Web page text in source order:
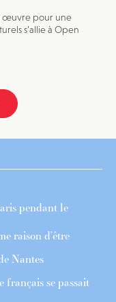
œuvre pour une
s’allie à Open
pendant le
raison d’être
Nantes
se passait